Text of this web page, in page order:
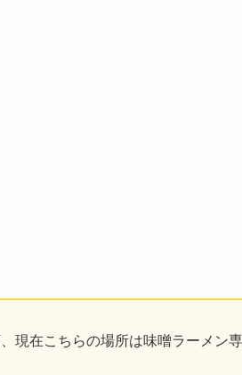
現在こちらの場所は味噌ラーメン